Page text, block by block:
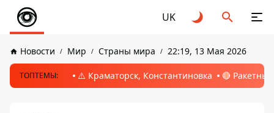
UK
Новости Мир Страны мира 22:19, 13 Мая 2026
ТОПТЕМЫ: ⚠️ Краматорск, Константиновка 🔴